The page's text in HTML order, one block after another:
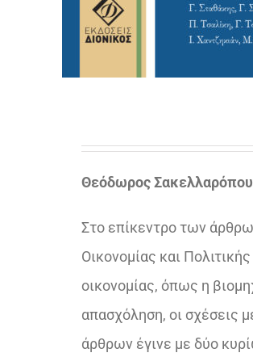
Θεόδωρος
Στο επίκεντρο των
Οικονομίας και
οικονομίας, όπως η
απασχόληση, οι σχέσεις
άρθρων έγινε με δύο